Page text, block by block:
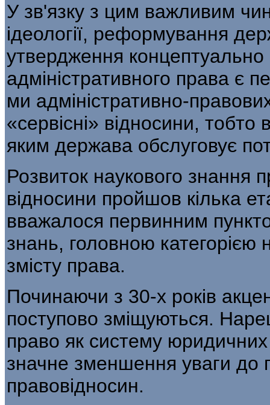
У зв'язку з цим важливим
ідеології, реформування
утвердження концептуально
адміністративного права є
ми адміністративно-
«сервісні» відно­сини,
яким держава обслуговує
Розвиток наукового знання
відносини пройшов кілька
вважалося первинним
знань, головною категорією
змісту права.
Починаючи з 30-х років
посту­пово зміщуються.
право як систему
значне зменшення уваги до
правовідносин.